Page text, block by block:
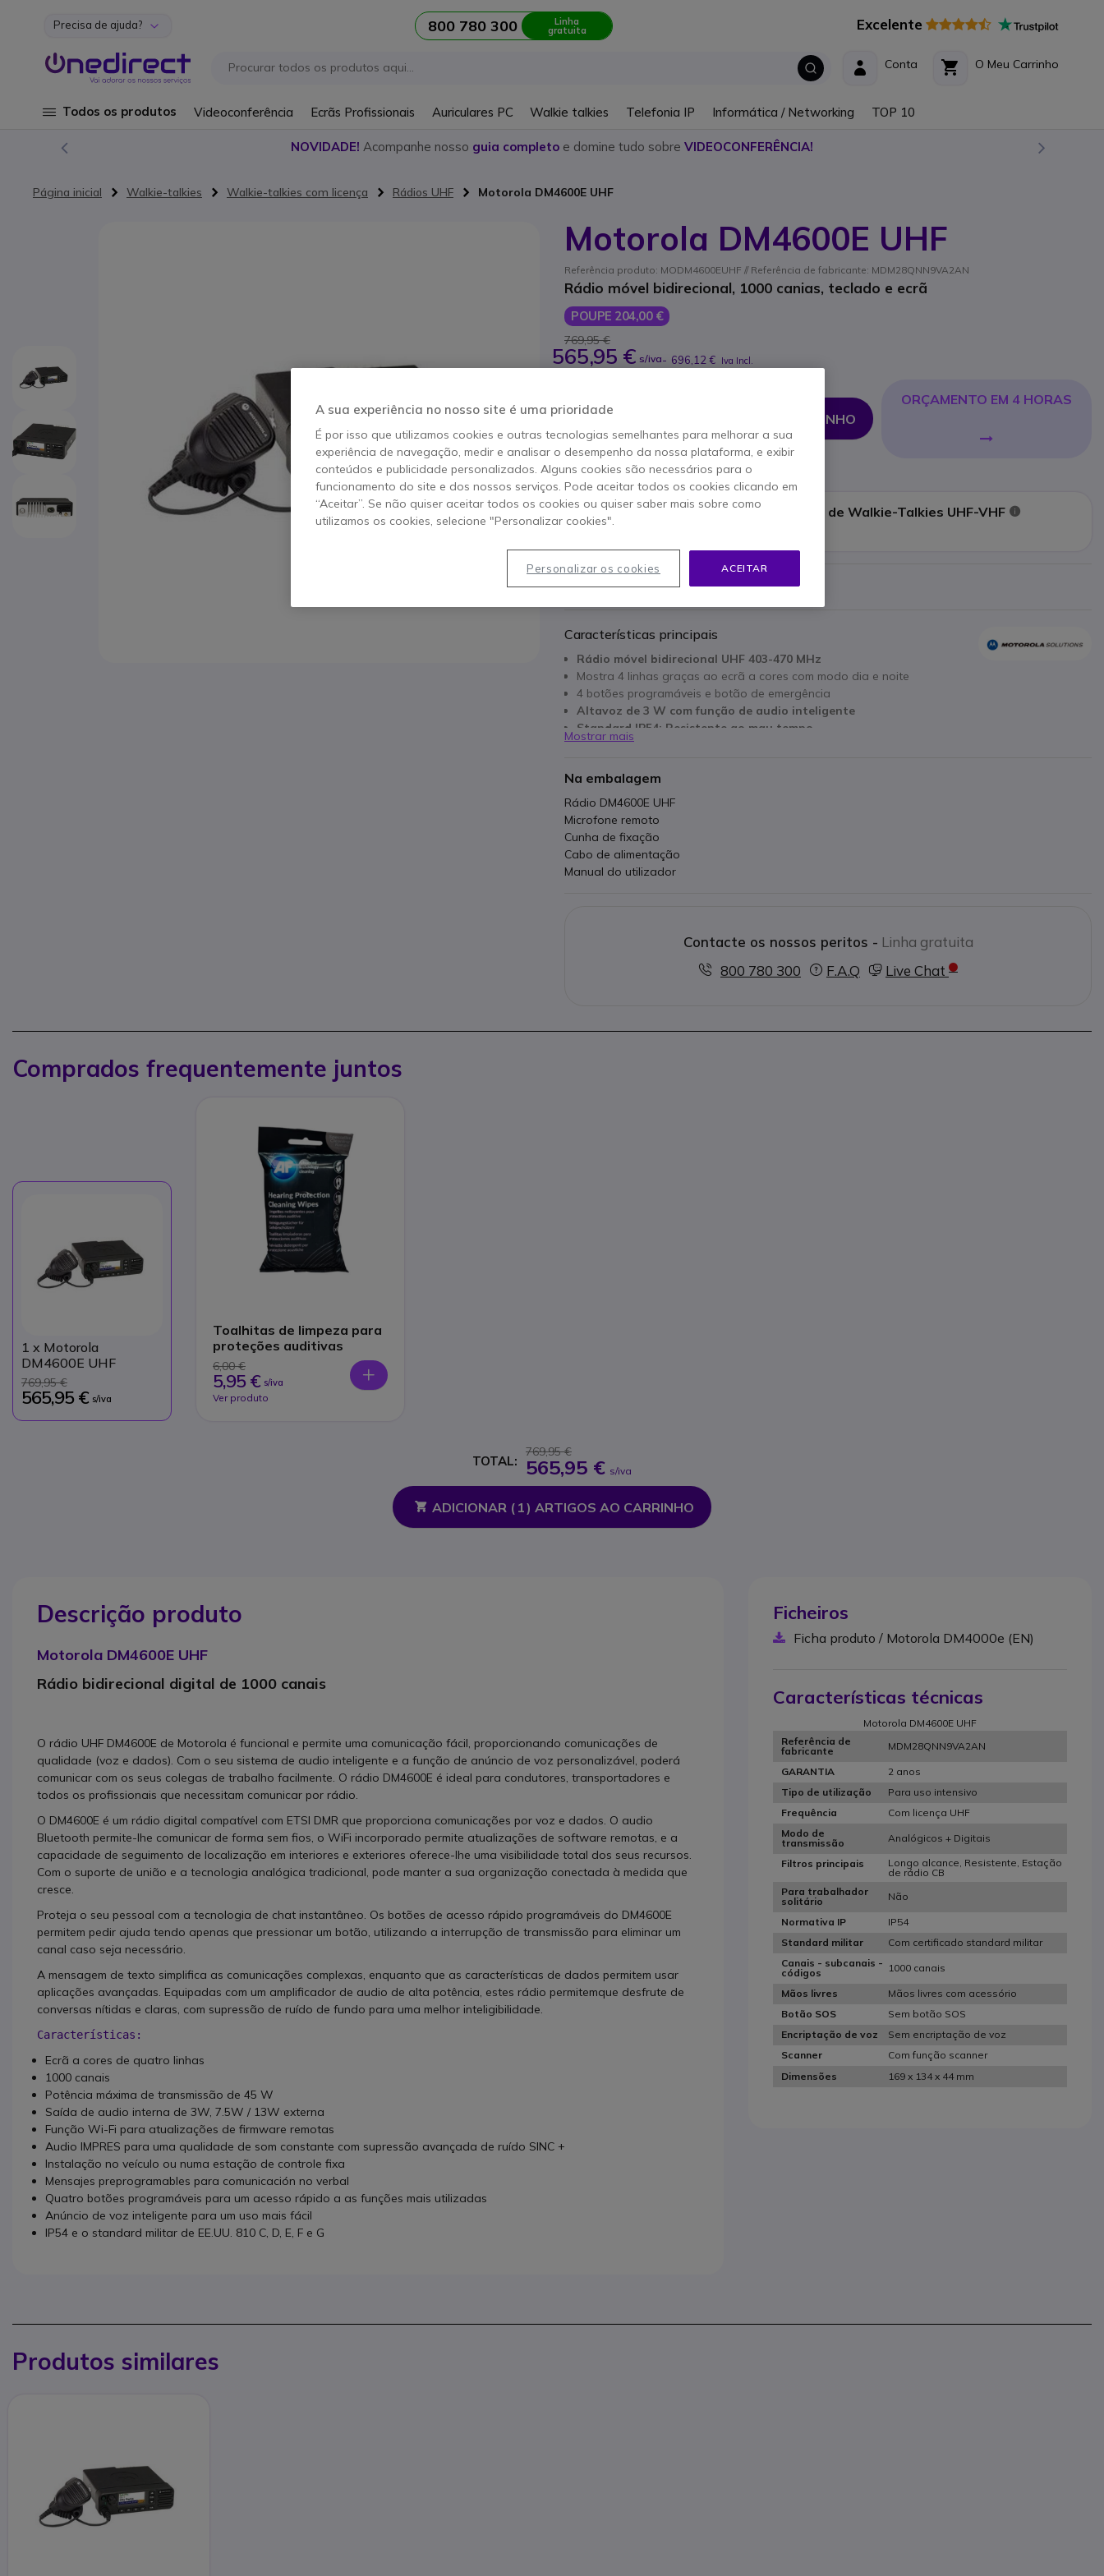
Ir para o Conteúdo
Precisa de ajuda? 800 780 300 Linha
gratuita Excelente
O Meu Carrinho
Conta
Todos os produtos Videoconferência Ecrãs Profissionais Auriculares PC Walkie talkies Telefonia IP Informática / Networking TOP 10
NOVIDADE! Acompanhe nosso guia completo e domine tudo sobre VIDEOCONFERÊNCIA!
Página inicial Walkie-talkies Walkie-talkies com licença Rádios UHF Motorola DM4600E UHF
Motorola DM4600E UHF
Referência produto: MODM4600EUHF // Referência de fabricante: MDM28QNN9VA2AN
Rádio móvel bidirecional, 1000 canias, teclado e ecrã
POUPE 204,00 €
769,95 €
565,95 € s/iva- 696,12 € Iva Incl.
Qtd
ADICIONAR AO CARRINHO
ORÇAMENTO EM 4 HORAS
Esgotado
Onedirect Serviço de Programação de Walkie-Talkies UHF-VHF
49,95 €
2 anos de garantiado fabricante
Características principais
Rádio móvel bidirecional UHF 403-470 MHz
Mostra 4 linhas graças ao ecrã a cores com modo dia e noite
4 botões programáveis e botão de emergência
Altavoz de 3 W com função de audio inteligente
Standard IP54: Resistente ao mau tempo
Mostrar mais
Na embalagem
Rádio DM4600E UHF
Microfone remoto
Cunha de fixação
Cabo de alimentação
Manual do utilizador
Contacte os nossos peritos - Linha gratuita
800 780 300
F.A.Q Live Chat
Comprados frequentemente juntos
1 x Motorola
DM4600E UHF
769,95 €
565,95 € s/iva
Toalhitas de limpeza para
proteções auditivas
6,00 €
5,95 € s/iva
Ver produto
TOTAL:
769,95 €
565,95 € s/iva
ADICIONAR ( 1) ARTIGOS AO CARRINHO
Descrição produto
Motorola DM4600E UHF
Rádio bidirecional digital de 1000 canais
O rádio UHF DM4600E de Motorola é funcional e permite uma comunicação fácil, proporcionando comunicações de
qualidade (voz e dados). Com o seu sistema de audio inteligente e a função de anúncio de voz personalizável, poderá
comunicar com os seus colegas de trabalho facilmente. O rádio DM4600E é ideal para condutores, transportadores e
todos os profissionais que necessitam comunicar por rádio.
O DM4600E é um rádio digital compatível com ETSI DMR que proporciona comunicações por voz e dados. O audio
Bluetooth permite-lhe comunicar de forma sem fios, o WiFi incorporado permite atualizações de software remotas, e a
capacidade de seguimento de localização em interiores e exteriores oferece-lhe uma visibilidade total dos seus recursos.
Com o suporte de união e a tecnologia analógica tradicional, pode manter a sua organização conectada à medida que
cresce.
Proteja o seu pessoal com a tecnologia de chat instantâneo. Os botões de acesso rápido programáveis do DM4600E
permitem pedir ajuda tendo apenas que pressionar um botão, utilizando a interrupção de transmissão para eliminar um
canal caso seja necessário.
A mensagem de texto simplifica as comunicações complexas, enquanto que as características de dados permitem usar
aplicações avançadas. Equipadas com um amplificador de audio de alta potência, estes rádio permitemque desfrute de
conversas nítidas e claras, com supressão de ruído de fundo para uma melhor inteligibilidade.
Características:
Ecrã a cores de quatro linhas
1000 canais
Potência máxima de transmissão de 45 W
Saída de audio interna de 3W, 7.5W / 13W externa
Função Wi-Fi para atualizações de firmware remotas
Audio IMPRES para uma qualidade de som constante com supressão avançada de ruído SINC +
Instalação no veículo ou numa estação de controle fixa
Mensajes preprogramables para comunicación no verbal
Quatro botões programáveis para um acesso rápido a as funções mais utilizadas
Anúncio de voz inteligente para um uso mais fácil
IP54 e o standard militar de EE.UU. 810 C, D, E, F e G
Ficheiros
Ficha produto / Motorola DM4000e (EN)
Características técnicas
Motorola DM4600E UHF
Referência de
fabricante
MDM28QNN9VA2AN
GARANTIA
2 anos
Tipo de utilização
Para uso intensivo
Frequência
Com licença UHF
Modo de
transmissão
Analógicos + Digitais
Filtros principais
Longo alcance, Resistente, Estação
de rádio CB
Para trabalhador
solitário
Não
Normativa IP
IP54
Standard militar
Com certificado standard militar
Canais - subcanais -
códigos
1000 canais
Mãos livres
Mãos livres com acessório
Botão SOS
Sem botão SOS
Encriptação de voz
Sem encriptação de voz
Scanner
Com função scanner
Dimensões
169 x 134 x 44 mm
Produtos similares
A sua experiência no nosso site é uma prioridade
É por isso que utilizamos cookies e outras tecnologias semelhantes para melhorar a sua
experiência de navegação, medir e analisar o desempenho da nossa plataforma, e exibir
conteúdos e publicidade personalizados. Alguns cookies são necessários para o
funcionamento do site e dos nossos serviços. Pode aceitar todos os cookies clicando em
“Aceitar”. Se não quiser aceitar todos os cookies ou quiser saber mais sobre como
utilizamos os cookies, selecione "Personalizar cookies".
ACEITAR
Personalizar os cookies